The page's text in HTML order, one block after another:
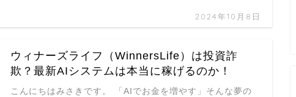
2024年10月8日
ウィナーズライフ（WinnersLife）は投資詐
欺？最新AIシステムは本当に稼げるのか！
こんにちはみさきです。 「AIでお金を増やす」そんな夢の